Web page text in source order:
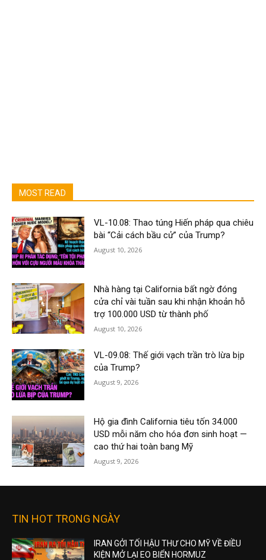
MOST READ
VL-10.08: Thao túng Hiến pháp qua chiêu
bài “Cải cách bầu cử” của Trump?
August 10, 2026
Nhà hàng tại California bất ngờ đóng
cửa chỉ vài tuần sau khi nhận khoản hỗ
trợ 100.000 USD từ thành phố
August 10, 2026
VL-09.08: Thế giới vạch trần trò lừa bịp
của Trump?
August 9, 2026
Hộ gia đình California tiêu tốn 34.000
USD mỗi năm cho hóa đơn sinh hoạt —
cao thứ hai toàn bang Mỹ
August 9, 2026
TIN HOT TRONG NGÀY
IRAN GỞI TỐI HẬU THƯ CHO MỸ VỀ ĐIỀU
KIỆN MỞ LẠI EO BIỂN HORMUZ